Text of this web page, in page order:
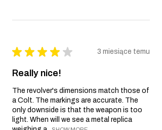
★ ★ ★ ★ ★ 3 miesiące temu
Really nice!
The revolver's dimensions match those of
a Colt. The markings are accurate. The
only downside is that the weapon is too
light. When will we see a metal replica